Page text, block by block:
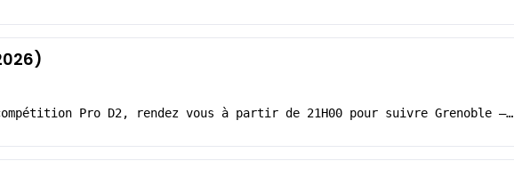
Pro D2, rendez vous à partir de 21H00 pour suivre Grenoble –…